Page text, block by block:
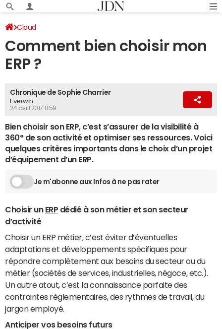
Cloud
Comment bien choisir mon
ERP ?
Chronique de Sophie Charrier
Everwin
24 avril 2017 11:59
Bien choisir son ERP, c’est s’assurer de la visibilité à
360° de son activité et optimiser ses ressources. Voici
quelques critères importants dans le choix d’un projet
d’équipement d’un ERP.
Je m'abonne aux Infos à ne pas rater
Choisir un ERP dédié à son métier et son secteur
d’activité
Choisir un ERP métier, c’est éviter d’éventuelles
adaptations et développements spécifiques pour
répondre complètement aux besoins du secteur ou du
métier (sociétés de services, industrielles, négoce, etc.).
Un autre atout, c’est la connaissance parfaite des
contraintes règlementaires, des rythmes de travail, du
jargon employé.
Anticiper vos besoins futurs